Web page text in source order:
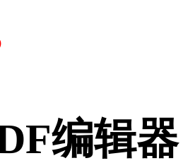
编辑器